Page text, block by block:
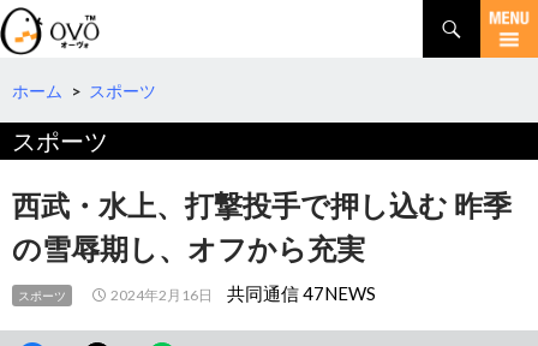
検
索
コ
テ
へ
移
動
ホーム > スポーツ
スポーツ
西武・水上、打撃投手で押し込む 昨季
の雪辱期し、オフから充実
スポーツ 2024年2月16日 共同通信 47NEWS